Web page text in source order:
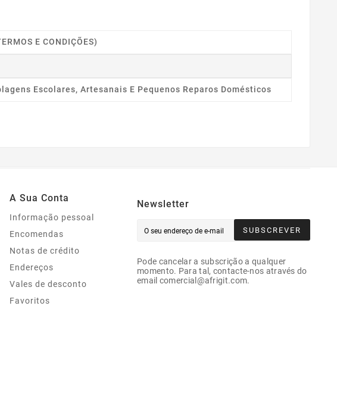
E CONDIÇÕES)
Escolares, Artesanais E Pequenos Reparos Domésticos
A Sua Conta
Informação pessoal
Encomendas
Notas de crédito
Endereços
Vales de desconto
Favoritos
Newsletter
SUBSCREVER
Pode cancelar a subscrição a qualquer
momento. Para tal, contacte-nos através do
email comercial@afrigit.com.